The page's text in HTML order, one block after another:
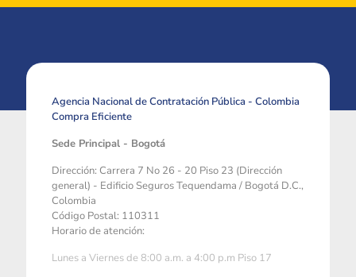
Agencia Nacional de Contratación Pública - Colombia
Compra Eficiente
Sede Principal - Bogotá
Dirección: Carrera 7 No 26 - 20 Piso 23 (Dirección
general) - Edificio Seguros Tequendama / Bogotá D.C.,
Colombia
Código Postal: 110311
Horario de atención:
Lunes a Viernes de 8:00 a.m. a 4:00 p.m Piso 17